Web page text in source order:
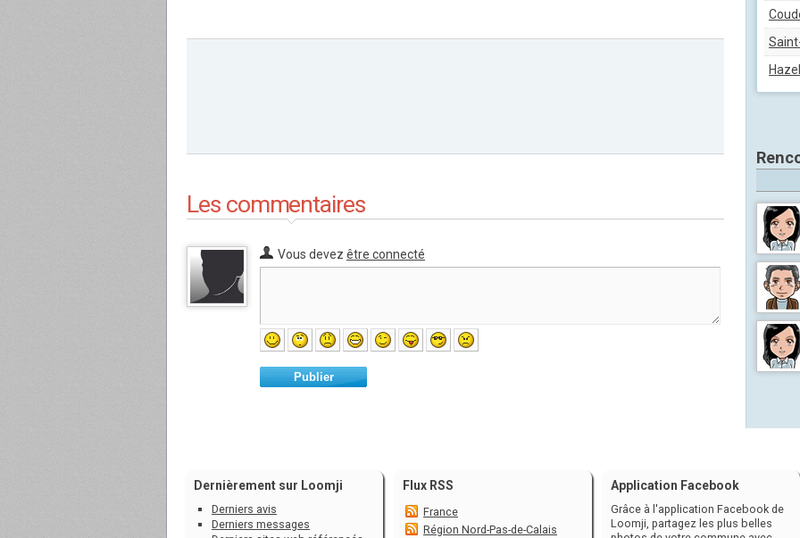
Les commentaires
Vous devez être connecté
Publier
Dernièrement sur Loomji
Derniers avis
Derniers messages
Flux RSS
France
Région Nord-Pas-de-Calais
Application Facebook
Grâce à l'application Facebook de
Loomji, partagez les plus belles